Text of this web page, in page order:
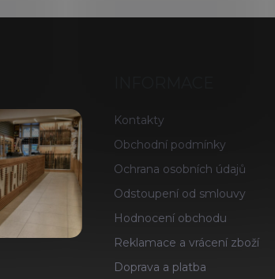
Kontakty
Obchodní podmínky
Ochrana osobních údajů
Odstoupení od smlouvy
Hodnocení obchodu
Reklamace a vrácení zboží
Doprava a platba